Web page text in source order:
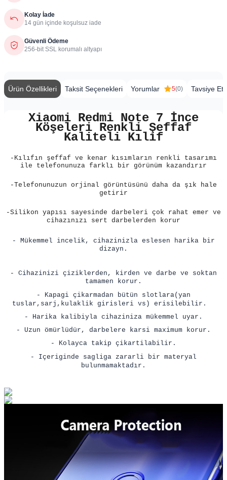
Kolay İade
14 gün içinde koşulsuz iade
Güvenli Ödeme
256-bit SSL korumalı altyapı
Ürün Özellikleri Taksit Seçenekleri Yorumlar 5(0) Tavsiye Et
Xiaomi Redmi Note 7 İnce
Köşeleri Renkli Şeffaf
Kaliteli Kılıf
-Kılıfın şeffaf ve kenar kısımların renkli tasarımı
ile telefonunuza farklı bir görünüm kazandırır
-Telefonunuzun orjinal görüntüsünü daha da şık hale
getirir
-Silikon yapısı sayesinde darbeleri çok rahat emer ve
cihazınızı sert darbelerden korur
- Mükemmel incelik, cihazinizla eslesen harika bir
dizayn.
- Cihazinizi çiziklerden, kirden ve darbe ve soktan
tamamen korur.
- Kapagi çikarmadan bütün slotlara(yan
tuslar,sarj,kulaklik girisleri vs) erisilebilir.
- Harika kalibiyla cihaziniza mükemmel uyar.
- Uzun ömürlüdür, darbelere karsi maximum korur.
- Kolayca takip çikartilabilir.
- Içeriginde sagliga zararli bir materyal
bulunmamaktadır.